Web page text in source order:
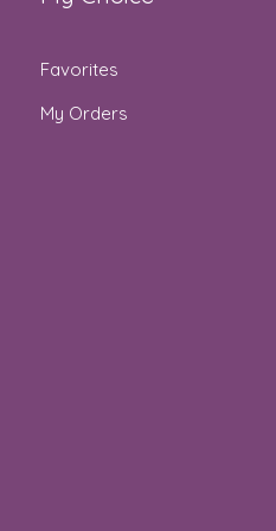
Favorites
My Orders